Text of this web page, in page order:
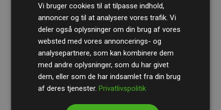
RevisionshusetBDOgennemgår løbende vores
beregninger og metode for at sikre gennemsigtighed
og pålidelighed.
Deres revision dokumenterer, at vores investeringer i
Vi bruger cookies til at tilpasse indhold,
annoncer og til at analysere vores trafik. Vi
deler også oplysninger om din brug af vores
websted med vores annoncerings- og
analysepartnere, som kan kombinere dem
med andre oplysninger, som du har givet
dem, eller som de har indsamlet fra din brug
af deres tjenester.Privatlivspolitik